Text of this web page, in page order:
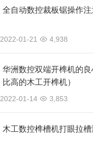
全自动数控裁板锯操作注
2022-01-21 4,938
华洲数控双端开榫机的
比高的木工开榫机）
2022-01-14 3,853
木工数控榫槽机打眼拉